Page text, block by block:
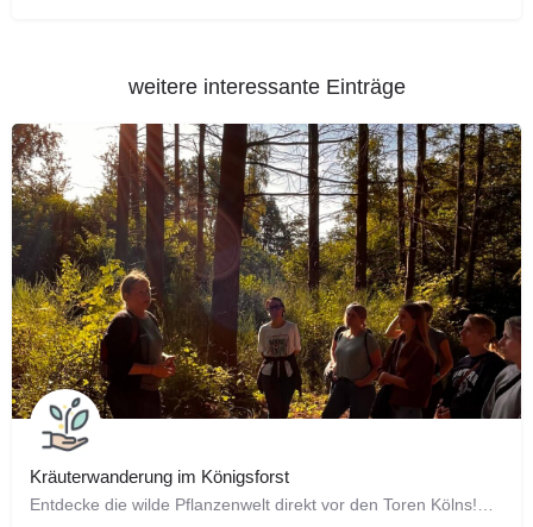
weitere interessante Einträge
Kräuterwanderung im Königsforst
Entdecke die wilde Pflanzenwelt direkt vor den Toren Kölns! ​ Gemeinsam mit Tanja, einer erfahrenen…